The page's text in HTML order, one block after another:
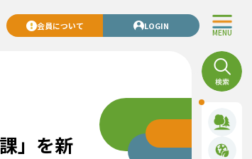
MENU
会員について LOGIN
」を新